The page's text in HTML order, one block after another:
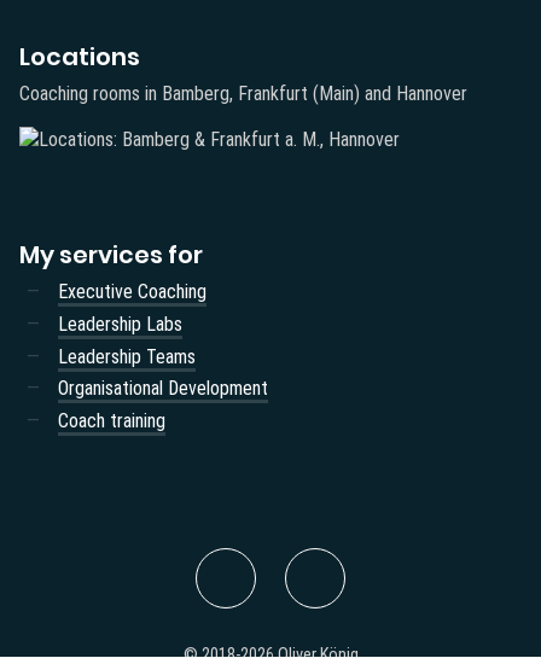
Locations
Coaching rooms in Bamberg, Frankfurt (Main) and Hannover
My services for
Executive Coaching
Leadership Labs
Leadership Teams
Organisational Development
Coach training